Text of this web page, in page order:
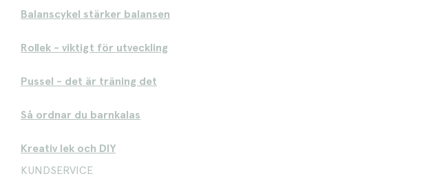
Balanscykel stärker balansen
Rollek - viktigt för utveckling
Pussel - det är träning det
Så ordnar du barnkalas
Kreativ lek och DIY
KUNDSERVICE